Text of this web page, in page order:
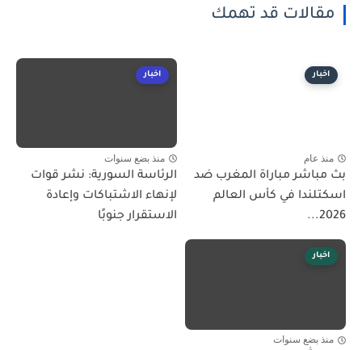
مقالات قد تهمك
اخبار
منذ عام
بث مباشر مباراة المغرب ضد
اسكتلندا في كأس العالم
2026...
اخبار
منذ بضع سنوات
الرئاسة السورية: نشر قوات
لإنهاء الاشتباكات وإعادة
الاستقرار جنوبًا
اخبار
منذ بضع سنوات